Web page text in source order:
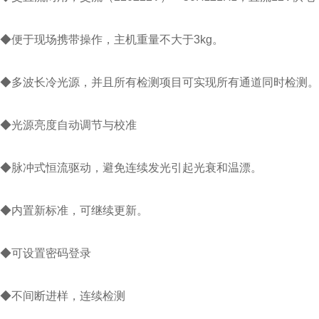
◆便于现场携带操作，主机重量不大于3kg。
◆多波长冷光源，并且所有检测项目可实现所有通道同时检测
◆光源亮度自动调节与校准
◆脉冲式恒流驱动，避免连续发光引起光衰和温漂。
◆内置新标准，可继续更新。
◆可设置密码登录
◆不间断进样，连续检测